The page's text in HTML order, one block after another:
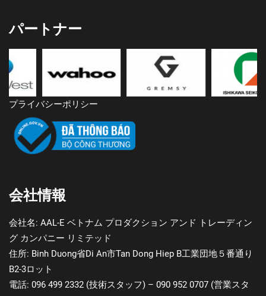
パートナー
プライバシーポリシー
会社情報
会社名: AAL-E ベトナム プロダクション アンド トレーディン
グ カンパニー リミテッド
住所: Binh Duong省Di An市Tan Dong Hiep B工業団地５番通り
B2-3ロット
電話: 096 499 2332 (技術スタッフ) – 090 952 0707 (営業スタ